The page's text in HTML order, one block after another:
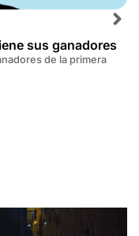
sus ganadores
de la primera